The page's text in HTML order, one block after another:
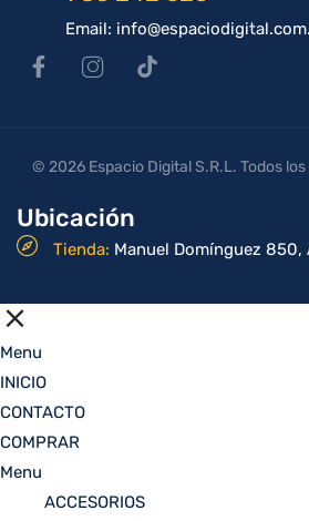
Email:
Ubicación
Tienda: Manuel Domínguez 850,
© 2026 Espacio Digital S.R.L. Todos
Menu
INICIO
CONTACTO
COMPRAR
Menu
ACCESORIOS